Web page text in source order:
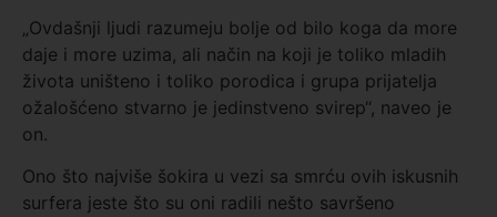
„Ovdašnji ljudi razumeju bolje od bilo koga da more
daje i more uzima, ali način na koji je toliko mladih
života uništeno i toliko porodica i grupa prijatelja
ožalošćeno stvarno je jedinstveno svirep“, naveo je
on.
Ono što najviše šokira u vezi sa smrću ovih iskusnih
surfera jeste što su oni radili nešto savršeno